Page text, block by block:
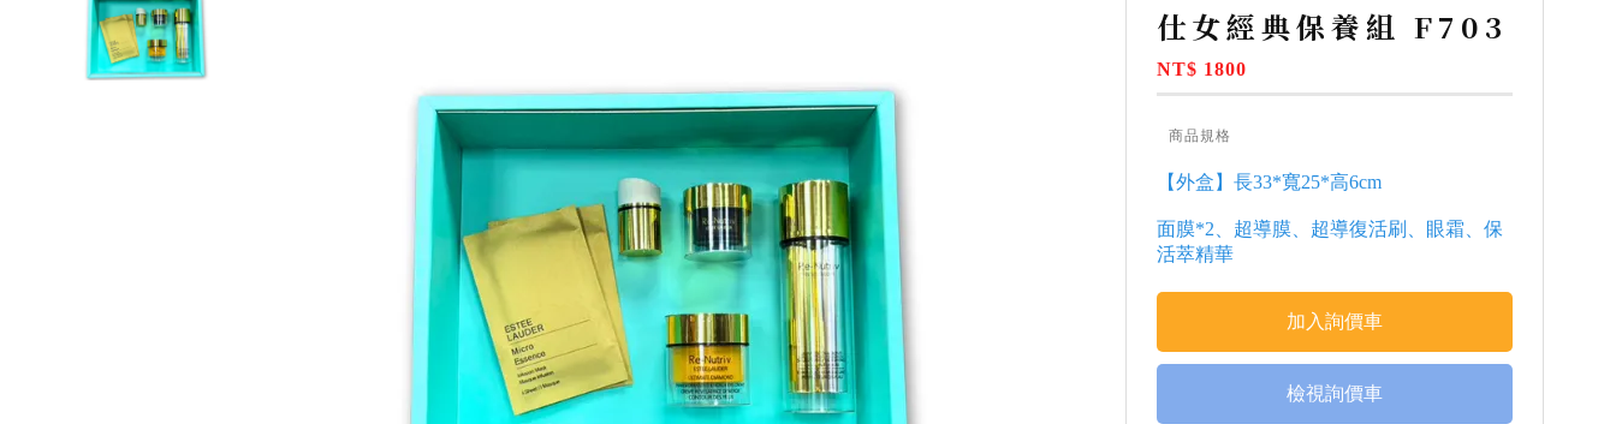
仕女經典保養組 F703
NT$ 1800
商品規格
【外盒】長33*寬25*高6cm
面膜*2、超導膜、超導復活刷、眼霜、保
活萃精華
檢視詢價車